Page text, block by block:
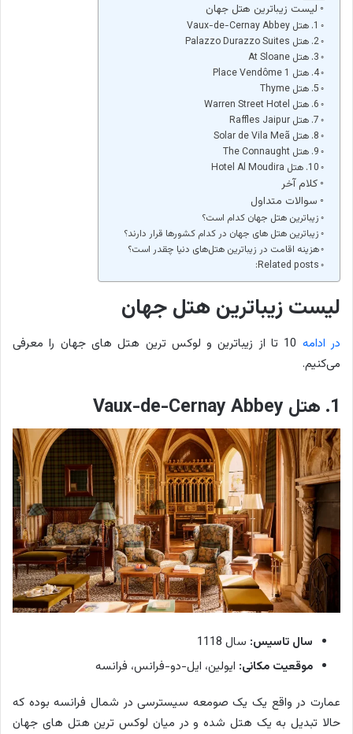
لیست زیباترین هتل‌ جهان
1. هتل Vaux-de-Cernay Abbey
2. هتل Palazzo Durazzo Suites
3. هتل At Sloane
4. هتل 1 Place Vendôme
5. هتل Thyme
6. هتل Warren Street Hotel
7. هتل Raffles Jaipur
8. هتل Solar de Vila Meã
9. هتل The Connaught
10. هتل Hotel Al Moudira
کلام آخر
سوالات متداول
زیباترین هتل‌ جهان کدام است؟
زیباترین هتل‌ های جهان در کدام کشورها قرار دارند؟
هزینه اقامت در زیباترین هتل‌های دنیا چقدر است؟
Related posts:
لیست زیباترین هتل‌ جهان
در ادامه
10 تا از زیباترین و لوکس ترین هتل های جهان را معرفی
می‌کنیم.
1. هتل Vaux-de-Cernay Abbey
سال تاسیس: سال 1118
موقعیت مکانی: ایولین، ایل-دو-فرانس، فرانسه
عمارت در واقع یک یک صومعه سیسترسی در شمال فرانسه بوده که
حالا تبدیل به یک هتل شده و در میان لوکس ترین هتل های جهان